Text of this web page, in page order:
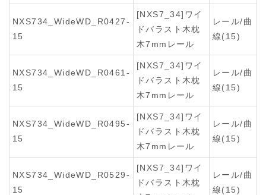
NXS734_WideWD_R0427-
15
[NXS7_34]ワイ
ドバラスト木枕
木7mmレール
レール/曲
線(15)
NXS734_WideWD_R0461-
15
[NXS7_34]ワイ
ドバラスト木枕
木7mmレール
レール/曲
線(15)
NXS734_WideWD_R0495-
15
[NXS7_34]ワイ
ドバラスト木枕
木7mmレール
レール/曲
線(15)
NXS734_WideWD_R0529-
15
[NXS7_34]ワイ
ドバラスト木枕
レール/曲
線(15)